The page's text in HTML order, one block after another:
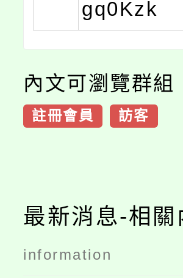
gq0Kzk
內文可瀏覽群組
註冊會員 訪客
最新消息-相關
information